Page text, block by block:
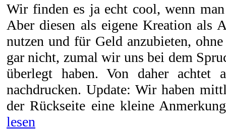
Wir finden es ja echt cool, wenn
Aber diesen als eigene Kreation als
nutzen und für Geld anzubieten,
gar nicht, zumal wir uns bei dem
überlegt haben. Von daher
nachdrucken. Update: Wir haben
der Rückseite eine kleine
lesen